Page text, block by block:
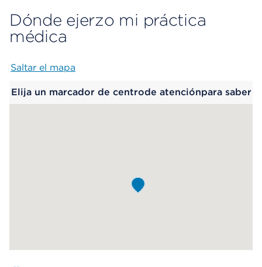
Dónde ejerzo mi práctica
médica
Saltar el mapa
Elija un marcador de centrode atenciónpara saber